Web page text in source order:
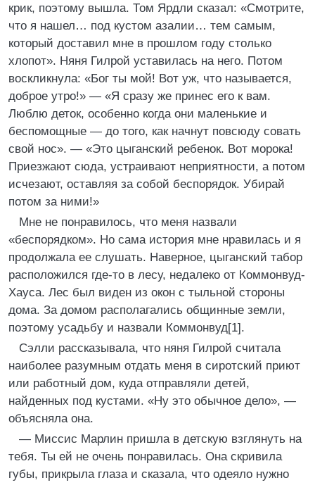
крик, поэтому вышла. Том Ярдли сказал: «Смотрите,
что я нашел… под кустом азалии… тем самым,
который доставил мне в прошлом году столько
хлопот». Няня Гилрой уставилась на него. Потом
воскликнула: «Бог ты мой! Вот уж, что называется,
доброе утро!» — «Я сразу же принес его к вам.
Люблю деток, особенно когда они маленькие и
беспомощные — до того, как начнут повсюду совать
свой нос». — «Это цыганский ребенок. Вот морока!
Приезжают сюда, устраивают неприятности, а потом
исчезают, оставляя за собой беспорядок. Убирай
потом за ними!»
Мне не понравилось, что меня назвали
«беспорядком». Но сама история мне нравилась и я
продолжала ее слушать. Наверное, цыганский табор
расположился где-то в лесу, недалеко от Коммонвуд-
Хауса. Лес был виден из окон с тыльной стороны
дома. За домом располагались общинные земли,
поэтому усадьбу и назвали Коммонвуд[1].
Сэлли рассказывала, что няня Гилрой считала
наиболее разумным отдать меня в сиротский приют
или работный дом, куда отправляли детей,
найденных под кустами. «Ну это обычное дело», —
объясняла она.
— Миссис Марлин пришла в детскую взглянуть на
тебя. Ты ей не очень понравилась. Она скривила
губы, прикрыла глаза и сказала, что одеяло нужно